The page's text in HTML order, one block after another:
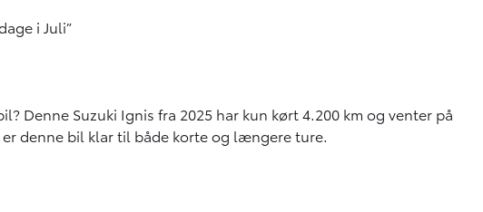
i Juli”
Denne Suzuki Ignis fra 2025 har kun kørt 4.200 km og venter på
denne bil klar til både korte og længere ture.